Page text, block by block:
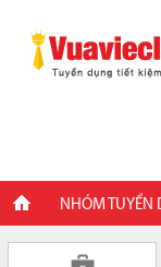
NHÓM TUYỂN